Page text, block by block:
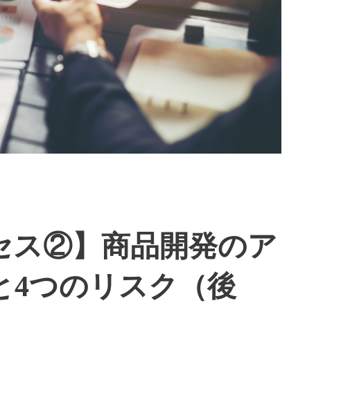
ス②】商品開発のア
4つのリスク（後